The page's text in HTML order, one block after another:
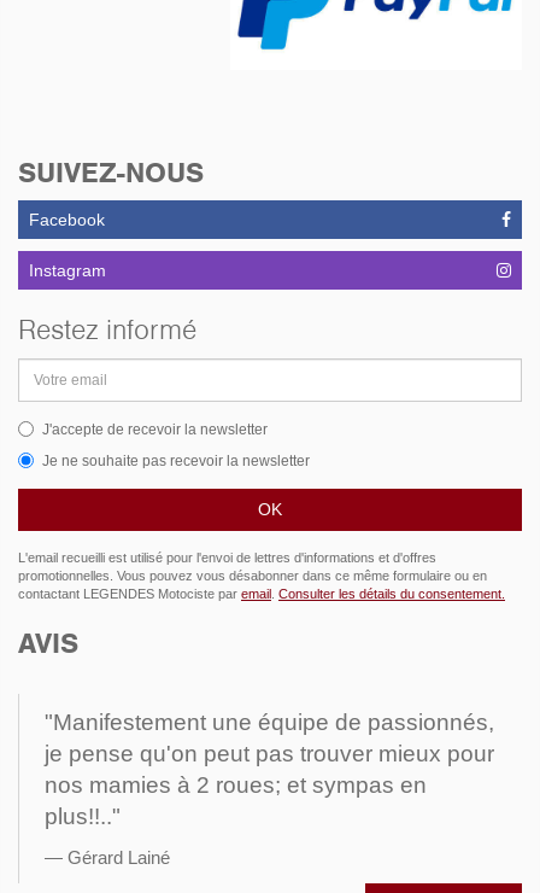
SUIVEZ-NOUS
Facebook
Instagram
Restez informé
email
J'accepte de recevoir la newsletter
Je ne souhaite pas recevoir la newsletter
L'email recueilli est utilisé pour l'envoi de lettres d'informations et d'offres
promotionnelles. Vous pouvez vous désabonner dans ce même formulaire ou en
contactant LEGENDES Motociste par email Consulter les détails du consentement.
AVIS
"Manifestement une équipe de passionnés,
je pense qu'on peut pas trouver mieux pour
nos mamies à 2 roues; et sympas en
plus!!.."
Gérard Lainé